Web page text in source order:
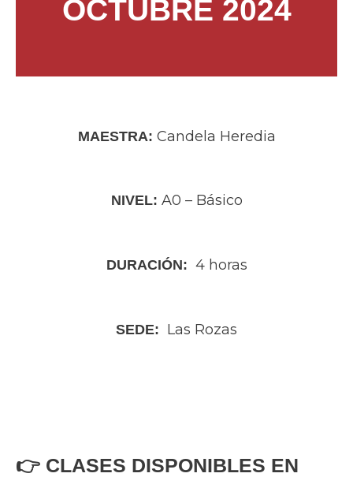
OCTUBRE 2024
MAESTRA: Candela Heredia
NIVEL: A0 – Básico
DURACIÓN: 4 horas
SEDE: Las Rozas
👉 CLASES DISPONIBLES EN